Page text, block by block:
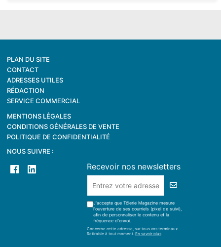
PLAN DU SITE
CONTACT
ADRESSES UTILES
RÉDACTION
SERVICE COMMERCIAL
MENTIONS LÉGALES
CONDITIONS GÉNÉRALES DE VENTE
POLITIQUE DE CONFIDENTIALITÉ
NOUS SUIVRE :
Recevoir nos newsletters
J'accepte que Tôlerie Magazine mesure
l'ouverture de ses courriels (pixel de suivi),
afin de personnaliser le contenu et la
fréquence d'envoi.
Concerne cette adresse, sur tous vos terminaux.
Retirable à tout moment. En savoir plus